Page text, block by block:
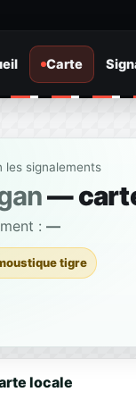
Carte
les signalements
—
: —
tigre
locale